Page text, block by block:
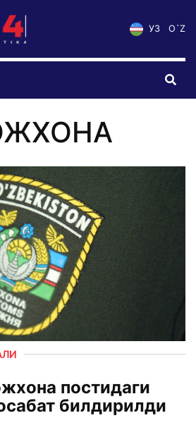
УЗ O`Z
постидаги
билдирилди